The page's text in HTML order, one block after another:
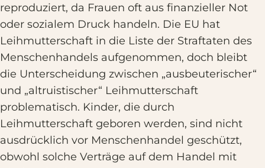
reproduziert, da Frauen oft aus finanzieller Not
oder sozialem Druck handeln. Die EU hat
Leihmutterschaft in die Liste der Straftaten des
Menschenhandels aufgenommen, doch bleibt
die Unterscheidung zwischen „ausbeuterischer“
und „altruistischer“ Leihmutterschaft
problematisch. Kinder, die durch
Leihmutterschaft geboren werden, sind nicht
ausdrücklich vor Menschenhandel geschützt,
obwohl solche Verträge auf dem Handel mit